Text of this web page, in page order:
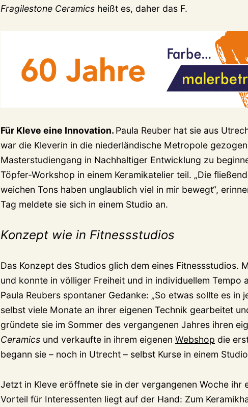
Fragilestone Ceramics heißt es, daher das F.
Für Kleve eine Innovation. Paula Reuber hat sie aus
war die Kleverin in die niederländische Metropole
Masterstudiengang in Nachhaltiger Entwicklung zu
Töpfer-Workshop in einem Keramikatelier teil. „Die
weichen Tons haben unglaublich viel in mir bewegt“,
Tag meldete sie sich in einem Studio an.
Konzept wie in Fitnessstudios
Das Konzept des Studios glich dem eines Fitnessstudios.
und konnte in völliger Freiheit und in individuellem Tempo
Paula Reubers spontaner Gedanke: „So etwas sollte es in
selbst viele Monate an ihrer eigenen Technik gearbeitet
gründete sie im Sommer des vergangenen Jahres ihren
Ceramics und verkaufte in ihrem eigenen Webshop die
begann sie – noch in Utrecht – selbst Kurse in einem
Jetzt in Kleve eröffnete sie in der vergangenen Woche ihr
Vorteil für Interessenten liegt auf der Hand: Zum